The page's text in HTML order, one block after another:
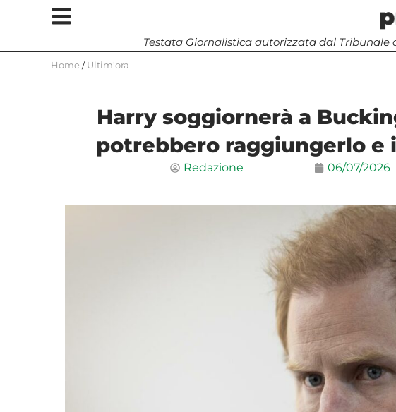
Testata Giornalistica autorizzata dal Tribunale
Home / Ultim'ora
Harry soggiornerà a
potrebbero raggiungerlo e
Redazione 06/07/2026